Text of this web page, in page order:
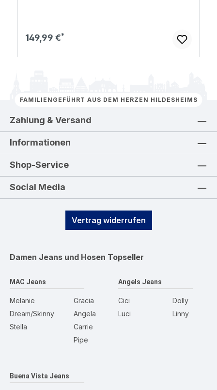
Regulärer Preis:
149,99 €
FAMILIENGEFÜHRT AUS DEM HERZEN HILDESHEIMS
Zahlung & Versand
Informationen
Shop-Service
Social Media
Vertrag widerrufen
Damen Jeans und Hosen Topseller
MAC Jeans
Melanie
Dream/Skinny
Stella
Gracia
Angela
Carrie
Pipe
Angels Jeans
Cici
Luci
Dolly
Linny
Buena Vista Jeans